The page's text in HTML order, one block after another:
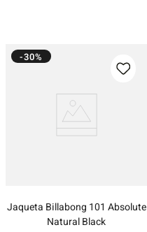
-30%
Jaqueta Billabong 101 Absolute
Natural Black